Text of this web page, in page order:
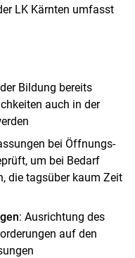
LK Kärnten umfasst
Bildung bereits
auch in der
bei Öffnungs-
um bei Bedarf
die tagsüber kaum Zeit
: Ausrichtung des
auf den